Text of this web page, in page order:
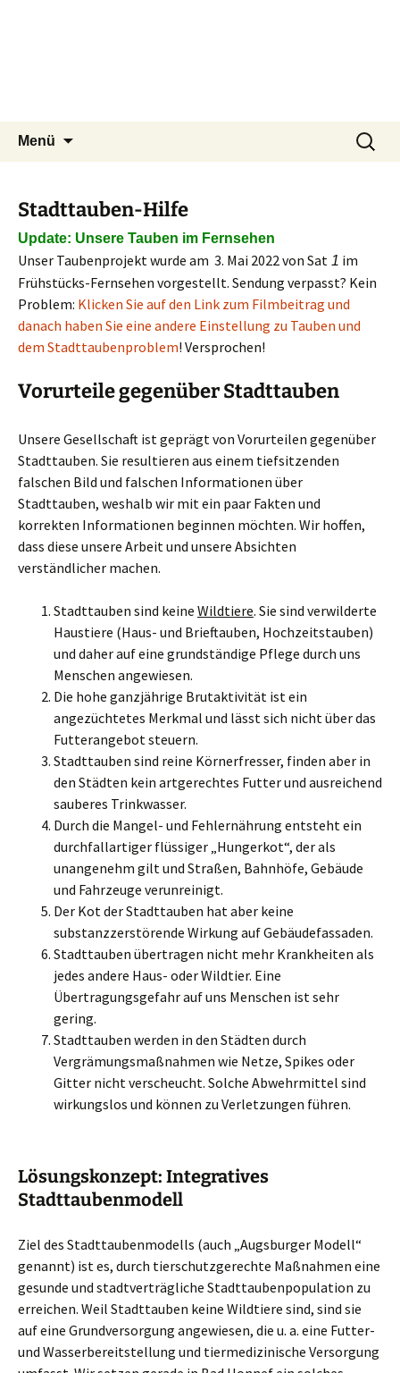
Tier Natur und Artenschutz
Siebengebirge e.V.
Tierschutzverein seit 1985 im
Siebengebirge – Orscheider
Menü
Suchen
nach:
Stadttauben-Hilfe
Update: Unsere Tauben im Fernsehen
Unser Taubenprojekt wurde am 3. Mai 2022 von Sat 1 im
Frühstücks-Fernsehen vorgestellt. Sendung verpasst? Kein
Problem: Klicken Sie auf den Link zum Filmbeitrag und
danach haben Sie eine andere Einstellung zu Tauben und
dem Stadttaubenproblem! Versprochen!
Vorurteile gegenüber Stadttauben
Unsere Gesellschaft ist geprägt von Vorurteilen gegenüber
Stadttauben. Sie resultieren aus einem tiefsitzenden
falschen Bild und falschen Informationen über
Stadttauben, weshalb wir mit ein paar Fakten und
korrekten Informationen beginnen möchten. Wir hoffen,
dass diese unsere Arbeit und unsere Absichten
verständlicher machen.
Stadttauben sind keine Wildtiere. Sie sind verwilderte
Haustiere (Haus- und Brieftauben, Hochzeitstauben)
und daher auf eine grundständige Pflege durch uns
Menschen angewiesen.
Die hohe ganzjährige Brutaktivität ist ein
angezüchtetes Merkmal und lässt sich nicht über das
Futterangebot steuern.
Stadttauben sind reine Körnerfresser, finden aber in
den Städten kein artgerechtes Futter und ausreichend
sauberes Trinkwasser.
Durch die Mangel- und Fehlernährung entsteht ein
durchfallartiger flüssiger „Hungerkot“, der als
unangenehm gilt und Straßen, Bahnhöfe, Gebäude
und Fahrzeuge verunreinigt.
Der Kot der Stadttauben hat aber keine
substanzzerstörende Wirkung auf Gebäudefassaden.
Stadttauben übertragen nicht mehr Krankheiten als
jedes andere Haus- oder Wildtier. Eine
Übertragungsgefahr auf uns Menschen ist sehr
gering.
Stadttauben werden in den Städten durch
Vergrämungsmaßnahmen wie Netze, Spikes oder
Gitter nicht verscheucht. Solche Abwehrmittel sind
wirkungslos und können zu Verletzungen führen.
Lösungskonzept: Integratives
Stadttaubenmodell
Ziel des Stadttaubenmodells (auch „Augsburger Modell“
genannt) ist es, durch tierschutzgerechte Maßnahmen eine
gesunde und stadtverträgliche Stadttaubenpopulation zu
erreichen. Weil Stadttauben keine Wildtiere sind, sind sie
auf eine Grundversorgung angewiesen, die u. a. eine Futter-
und Wasserbereitstellung und tiermedizinische Versorgung